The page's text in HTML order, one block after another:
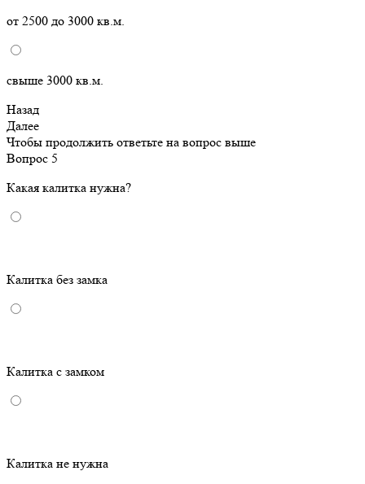
от 2500 до 3000 кв.м.
свыше 3000 кв.м.
Назад
Далее
Чтобы продолжить ответьте на вопрос выше
Вопрос 5
Какая калитка нужна?
Калитка без замка
Калитка с замком
Калитка не нужна